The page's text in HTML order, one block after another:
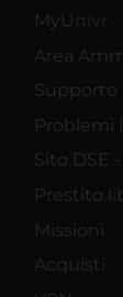
MyUnivr
Area
Supporto
Problemi
Sito DSE
Prestito
Missioni
Acquisti